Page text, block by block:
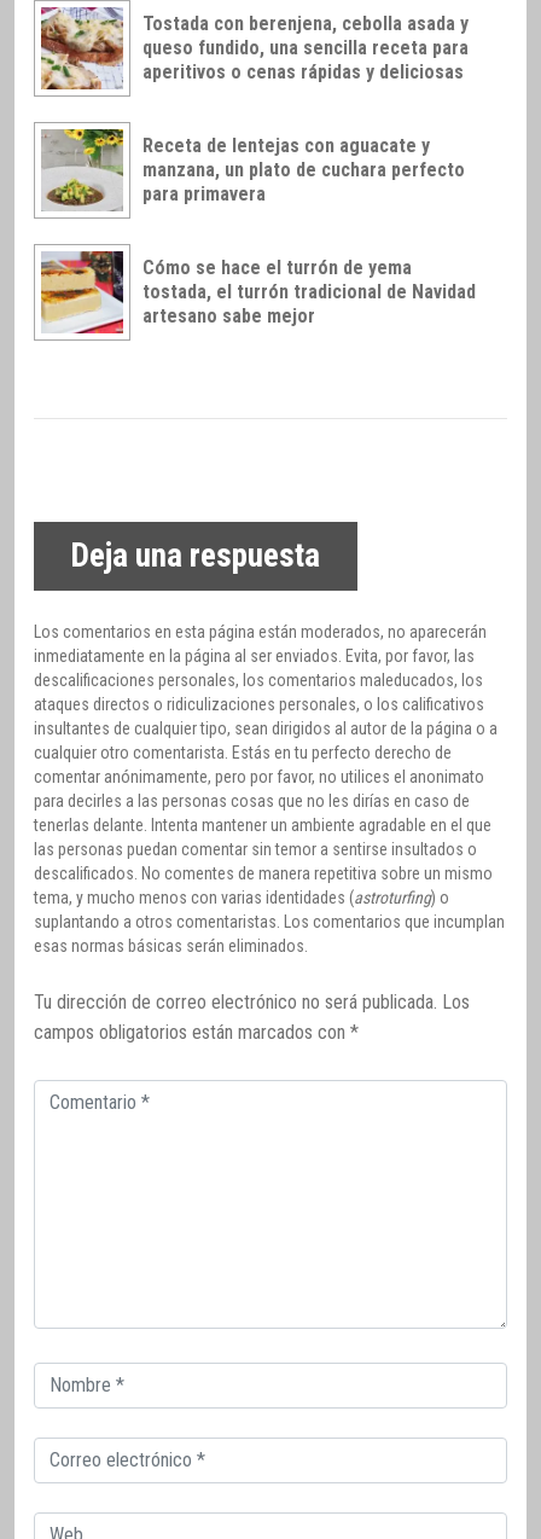
Tostada con berenjena, cebolla asada y
queso fundido, una sencilla receta para
aperitivos o cenas rápidas y deliciosas
Receta de lentejas con aguacate y
manzana, un plato de cuchara perfecto
para primavera
Cómo se hace el turrón de yema
tostada, el turrón tradicional de Navidad
artesano sabe mejor
Deja una respuesta
Los comentarios en esta página están moderados, no aparecerán
inmediatamente en la página al ser enviados. Evita, por favor, las
descalificaciones personales, los comentarios maleducados, los
ataques directos o ridiculizaciones personales, o los calificativos
insultantes de cualquier tipo, sean dirigidos al autor de la página o a
cualquier otro comentarista. Estás en tu perfecto derecho de
comentar anónimamente, pero por favor, no utilices el anonimato
para decirles a las personas cosas que no les dirías en caso de
tenerlas delante. Intenta mantener un ambiente agradable en el que
las personas puedan comentar sin temor a sentirse insultados o
descalificados. No comentes de manera repetitiva sobre un mismo
tema, y mucho menos con varias identidades (astroturfing) o
suplantando a otros comentaristas. Los comentarios que incumplan
esas normas básicas serán eliminados.
Tu dirección de correo electrónico no será publicada. Los
campos obligatorios están marcados con *
Comentario
Correo
electrónico
Correo
electrónico
Web